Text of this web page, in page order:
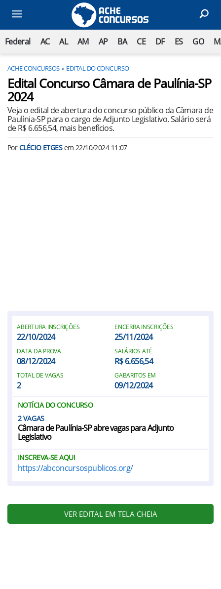
Federal AC AL AM AP BA CE DF ES GO
ACHE CONCURSOS EDITAL DO CONCURSO
Edital Concurso Câmara de Paulínia-SP
2024
Veja o edital de abertura do concurso público da Câmara de
Paulínia-SP para o cargo de Adjunto Legislativo. Salário será
de R$ 6.656,54, mais benefícios.
PorCLÉCIO ETGESem 22/10/2024 11:07
ABERTURA INSCRIÇÕES
22/10/2024
ENCERRA INSCRIÇÕES
25/11/2024
DATA DA PROVA
08/12/2024
SALÁRIOS ATÉ
R$ 6.656,54
TOTAL DE VAGAS
2
GABARITOS EM
09/12/2024
NOTÍCIA DO CONCURSO
2
Câmara de Paulínia-SP abre vagas para Adjunto
Legislativo
INSCREVA-SE AQUI
https://abconcursospublicos.org/
VER EDITAL EM TELA CHEIA